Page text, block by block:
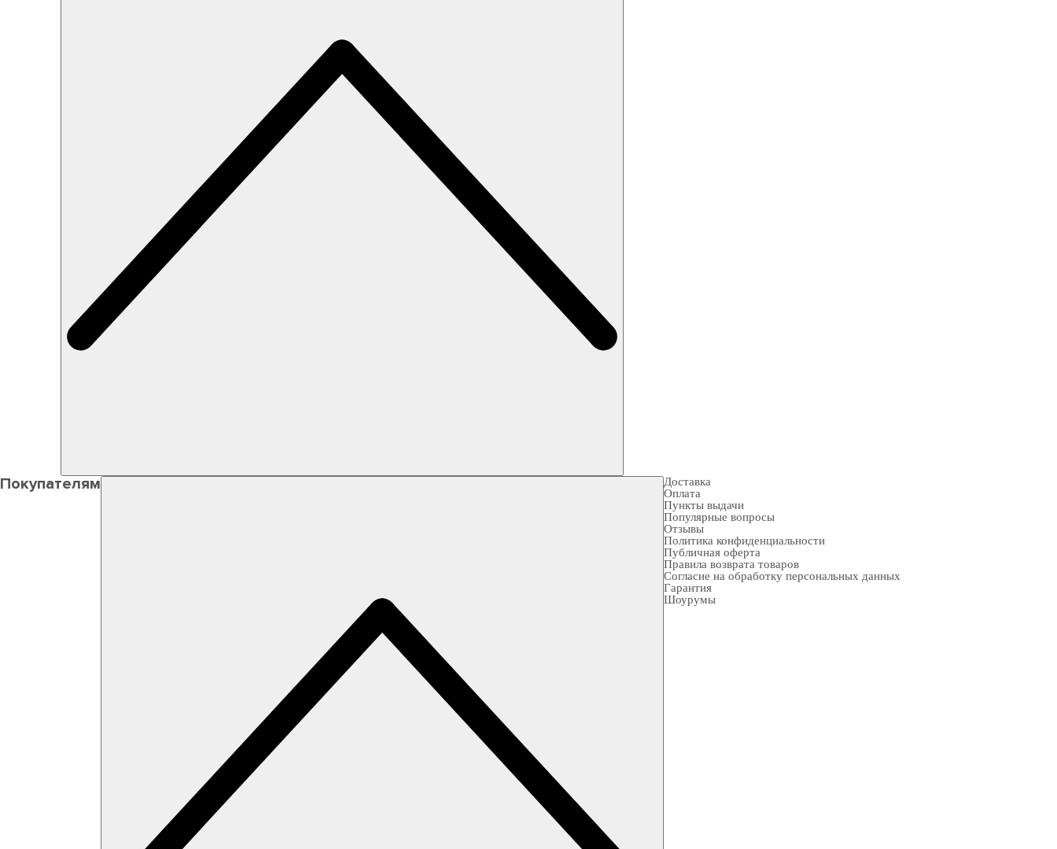
Покупателям
Доставка
Оплата
Пункты выдачи
Популярные вопросы
Отзывы
Политика конфиденциальности
Публичная оферта
Правила возврата товаров
Согласие на обработку персональных данных
Гарантия
Шоурумы